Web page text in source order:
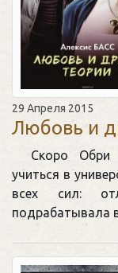
29 Апреля 2015
Любовь и
Скоро Обри
учиться в
всех сил:
подрабатывала